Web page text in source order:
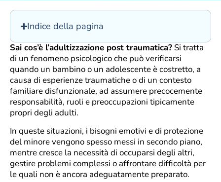
Indice della pagina
Sai cos’è l’adultizzazione post traumatica? Si tratta
di un fenomeno psicologico che può verificarsi
quando un bambino o un adolescente è costretto, a
causa di esperienze traumatiche o di un contesto
familiare disfunzionale, ad assumere precocemente
responsabilità, ruoli e preoccupazioni tipicamente
propri degli adulti.
In queste situazioni, i bisogni emotivi e di protezione
del minore vengono spesso messi in secondo piano,
mentre cresce la necessità di occuparsi degli altri,
gestire problemi complessi o affrontare difficoltà per
le quali non è ancora adeguatamente preparato.